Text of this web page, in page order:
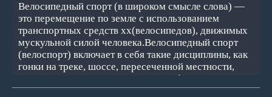
Велосипедный спорт (в широком смысле слова) —
это перемещение по земле с использованием
транспортных средств хх(велосипедов), движимых
мускульной силой человека.Велосипедный спорт
(велоспорт) включает в себя такие дисциплины, как
гонки на треке, шоссе, пересеченной местности,
горный велосипед, соревнования в фигурной езде и
игре в мяч на велосипедах — велополо и велобол и